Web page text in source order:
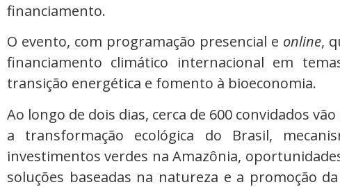
financiamento.
O evento, com programação presencial e online,
financiamento climático internacional em
transição energética e fomento à bioeconomia.
Ao longo de dois dias, cerca de 600 convidados
a transformação ecológica do Brasil,
investimentos verdes na Amazônia,
soluções baseadas na natureza e a promoção